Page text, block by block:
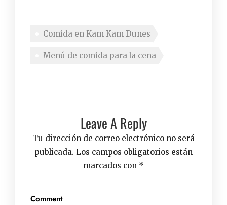
Comida en Kam Kam Dunes
Menú de comida para la cena
Leave A Reply
Tu dirección de correo electrónico no será
publicada. Los campos obligatorios están
marcados con *
Comment